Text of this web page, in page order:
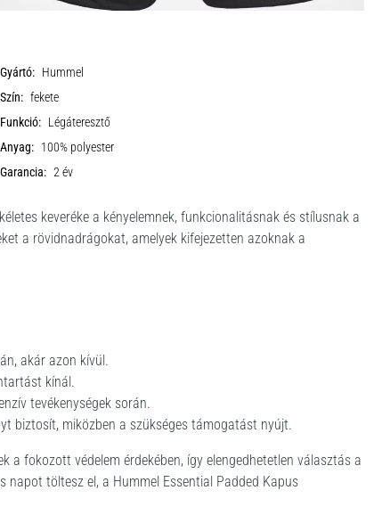
Gyártó: Hummel
Szín: fekete
Funkció: Légáteresztő
Anyag: 100% polyester
Garancia: 2 év
keveréke a kényelemnek, funkcionalitásnak és stílusnak a
a rövidnadrágokat, amelyek kifejezetten azoknak a
akár azon kívül.
kínál.
tevékenységek során.
biztosít, miközben a szükséges támogatást nyújt.
a fokozott védelem érdekében, így elengedhetetlen választás a
napot töltesz el, a Hummel Essential Padded Kapus